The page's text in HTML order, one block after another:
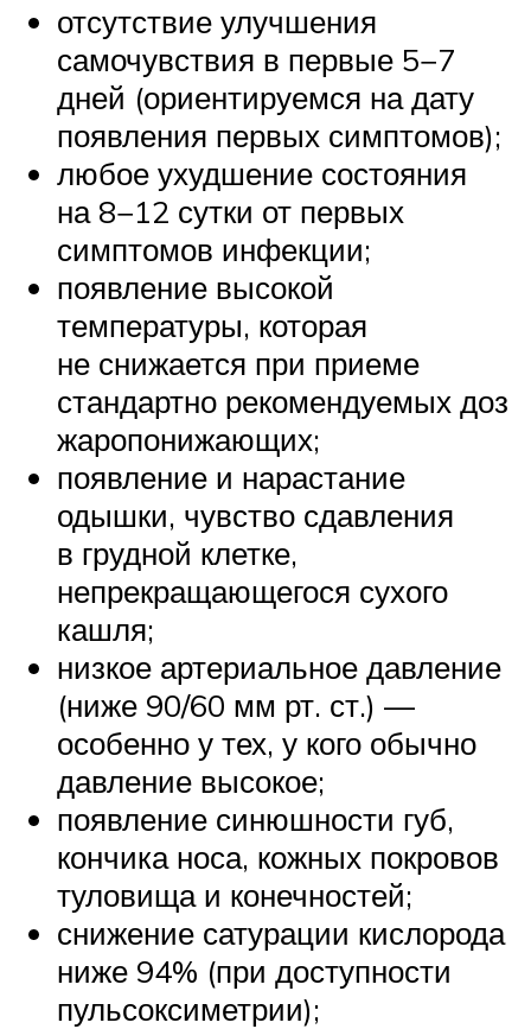
отсутствие улучшения
самочувствия в первые 5−7
дней (ориентируемся на дату
появления первых симптомов);
любое ухудшение состояния
на 8−12 сутки от первых
симптомов инфекции;
появление высокой
температуры, которая
не снижается при приеме
стандартно рекомендуемых доз
жаропонижающих;
появление и нарастание
одышки, чувство сдавления
в грудной клетке,
непрекращающегося сухого
кашля;
низкое артериальное давление
(ниже 90/60 мм рт. ст.) —
особенно у тех, у кого обычно
давление высокое;
появление синюшности губ,
кончика носа, кожных покровов
туловища и конечностей;
снижение сатурации кислорода
ниже 94% (при доступности
пульсоксиметрии);